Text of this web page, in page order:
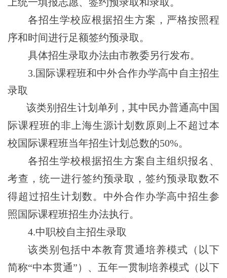
各招生学校应根据招生方案，严格按照程
序和时间进行足额签约预录取。
具体招生录取办法由市教委另行发布。
3.国际课程班和中外合作办学高中自主招生
录取
该类别招生计划单列， 其中民办普通高中国
际课程班的非上海生源计划数原则上不超过本
校国际课程班当年招生计划总数的50%。
各招生学校根据招生方案自主组织报名、
考查，统一进行签约预录取，签约预录取数不
得超过招生计划数。中外合作办学高中招生参
照国际课程班招生办法执行。
4.中职校自主招生录取
该类别包括中本教育贯通培养模式（以下
简称“中本贯通”）、五年一贯制培养模式（以下